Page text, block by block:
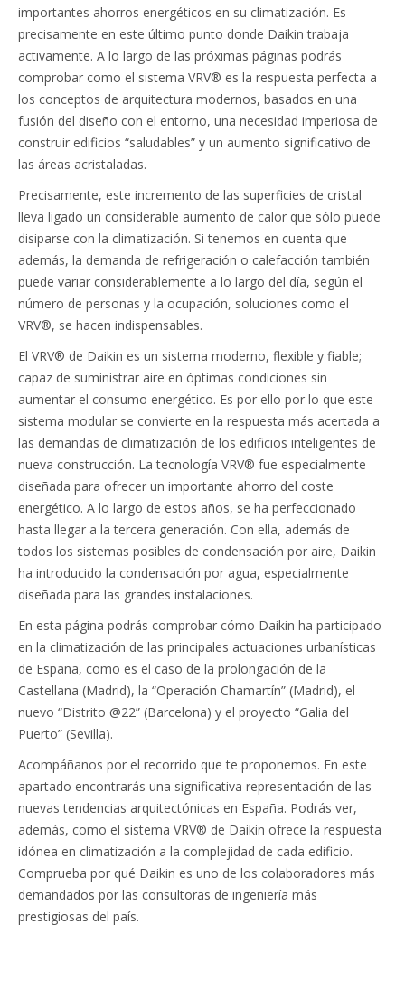
importantes ahorros energéticos en su climatización. Es
precisamente en este último punto donde Daikin trabaja
activamente. A lo largo de las próximas páginas podrás
comprobar como el sistema VRV® es la respuesta perfecta a
los conceptos de arquitectura modernos, basados en una
fusión del diseño con el entorno, una necesidad imperiosa de
construir edificios “saludables” y un aumento significativo de
las áreas acristaladas.
Precisamente, este incremento de las superficies de cristal
lleva ligado un considerable aumento de calor que sólo puede
disiparse con la climatización. Si tenemos en cuenta que
además, la demanda de refrigeración o calefacción también
puede variar considerablemente a lo largo del día, según el
número de personas y la ocupación, soluciones como el
VRV®, se hacen indispensables.
El VRV® de Daikin es un sistema moderno, flexible y fiable;
capaz de suministrar aire en óptimas condiciones sin
aumentar el consumo energético. Es por ello por lo que este
sistema modular se convierte en la respuesta más acertada a
las demandas de climatización de los edificios inteligentes de
nueva construcción. La tecnología VRV® fue especialmente
diseñada para ofrecer un importante ahorro del coste
energético. A lo largo de estos años, se ha perfeccionado
hasta llegar a la tercera generación. Con ella, además de
todos los sistemas posibles de condensación por aire, Daikin
ha introducido la condensación por agua, especialmente
diseñada para las grandes instalaciones.
En esta página podrás comprobar cómo Daikin ha participado
en la climatización de las principales actuaciones urbanísticas
de España, como es el caso de la prolongación de la
Castellana (Madrid), la “Operación Chamartín” (Madrid), el
nuevo “Distrito @22” (Barcelona) y el proyecto “Galia del
Puerto” (Sevilla).
Acompáñanos por el recorrido que te proponemos. En este
apartado encontrarás una significativa representación de las
nuevas tendencias arquitectónicas en España. Podrás ver,
además, como el sistema VRV® de Daikin ofrece la respuesta
idónea en climatización a la complejidad de cada edificio.
Comprueba por qué Daikin es uno de los colaboradores más
demandados por las consultoras de ingeniería más
prestigiosas del país.